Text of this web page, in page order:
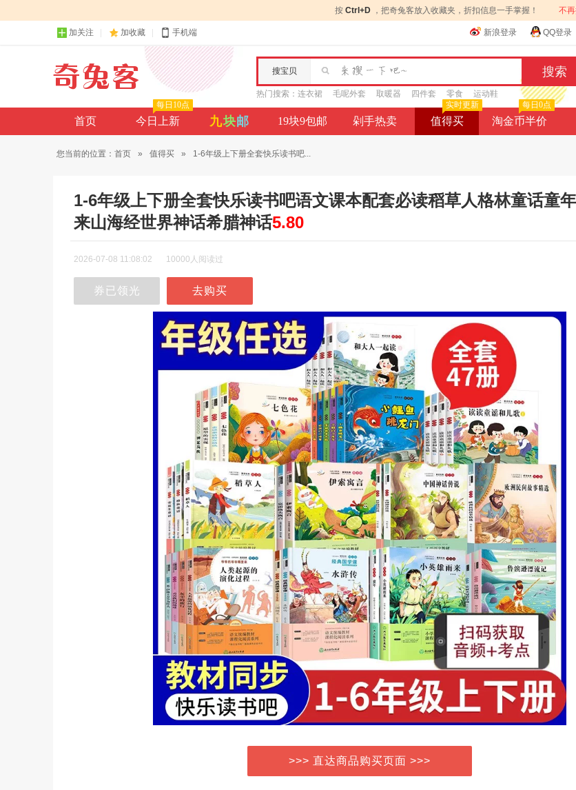
按 Ctrl+D ，把奇兔客放入收藏夹，折扣信息一手掌握！ 不
加关注 加收藏 手机端 新浪登录 QQ登录
搜宝贝
热门搜索： 连衣裙 毛呢外套 取暖器 四件套 零食 运动鞋
首页 今日上新
每日10点
九块邮 19块9包邮 剁手热卖 值得买
实时更新
淘金币半价
每日0点
您当前的位置： 首页 » 值得买 » 1-6年级上下册全套快乐读书吧...
1-6年级上下册全套快乐读书吧语文课本配套必读稻草人格林童话童
来山海经世界神话希腊神话5.80
2026-07-08 11:08:02 10000人阅读过
券已领光 去购买
>>> 直达商品购买页面 >>>